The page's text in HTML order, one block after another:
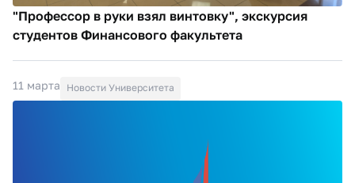
"Профессор в руки взял винтовку", экскурсия
студентов Финансового факультета
11 марта Новости Университета